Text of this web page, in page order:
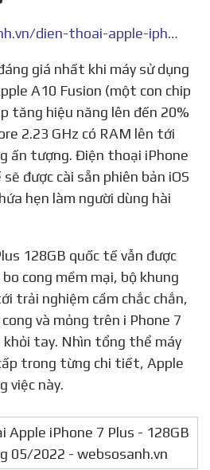
https://websosanh.vn/dien-thoai-apple-iphone-7-plus-128gb/1865132485/so-sanh.htm
A10 Fusion (một con chip
tăng hiệu năng lên đến 20%
2.23 GHz có RAM lên tới
ấn tượng. Điện thoại iPhone
được cài sẵn phiên bản iOS
hẹn làm người dùng hài
cong mềm mại, bộ khung
trải nghiệm cầm chắc chắn,
và mỏng trên i Phone 7
khỏi tay. Nhìn tổng thể máy
trong từng chi tiết, Apple
việc này.